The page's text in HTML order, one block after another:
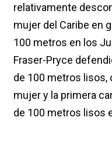
relativamente
mujer del Caribe en
100 metros en los
Fraser-Pryce
de 100 metros lisos,
mujer y la primera
de 100 metros lisos